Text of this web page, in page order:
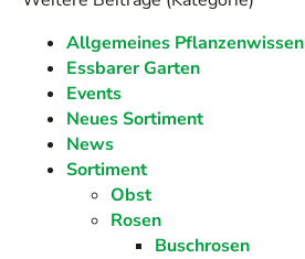
Allgemeines Pflanzenwissen
Essbarer Garten
Events
Neues Sortiment
News
Sortiment
Obst
Rosen
Buschrosen